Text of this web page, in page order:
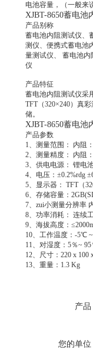
电池容量，（一般来
XJBT-8650蓄电池
产品别称
蓄电池内阻测试仪、
测仪、便携式蓄电池
量测试仪、 蓄电池
仪
产品特征
蓄电池内阻测试仪采
TFT（320×240）真
储。
XJBT-8650蓄电池
产品参数
1、测量范围： 内阻
2、测量精度： 内阻
3、供电电源： 锂电
4、电压：±0.2%rdg
5、显示器： TFT（
6、存储容量：
7、zui小测量分辨率
8、功率消耗： 连续
9、海拔高度：
10、工作温度：-5℃
11、对湿度：5％~ 95
12、尺寸：220 x 100
13、重量：1.3 Kg
产品
您的单位